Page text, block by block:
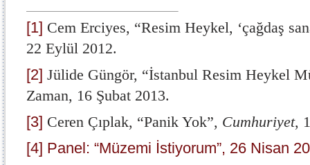
[1] Cem Erciyes, “Resim Heykel, ‘çağdaş
22 Eylül 2012.
[2] Jülide Güngör, “İstanbul Resim Heykel
Zaman, 16 Şubat 2013.
[3] Ceren Çıplak, “Panik Yok”, Cumhuriyet,
[4] Panel: “Müzemi İstiyorum”, 26 Nisan